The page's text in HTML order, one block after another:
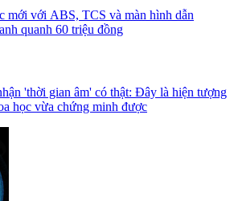
mới với ABS, TCS và màn hình dẫn
quanh 60 triệu đồng
'thời gian âm' có thật: Đây là hiện tượng
học vừa chứng minh được